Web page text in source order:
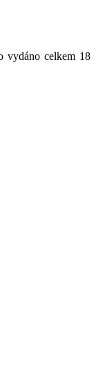
vydáno celkem 18